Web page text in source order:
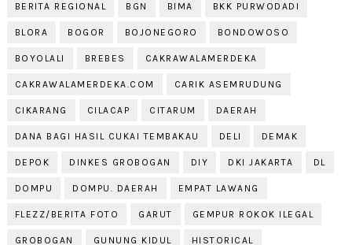
BERITA REGIONAL BGN BIMA BKK PURWODADI
BLORA BOGOR BOJONEGORO BONDOWOSO
BOYOLALI BREBES CAKRAWALAMERDEKA
CAKRAWALAMERDEKA.COM CARIK ASEMRUDUNG
CIKARANG CILACAP CITARUM DAERAH
DANA BAGI HASIL CUKAI TEMBAKAU DELI DEMAK
DEPOK DINKES GROBOGAN DIY DKI JAKARTA DL
DOMPU DOMPU. DAERAH EMPAT LAWANG
FLEZZ/BERITA FOTO GARUT GEMPUR ROKOK ILEGAL
GROBOGAN GUNUNG KIDUL HISTORICAL